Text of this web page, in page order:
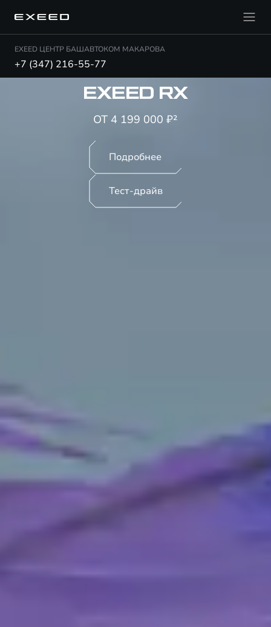
EXEED ЦЕНТР БАШАВТОКОМ МАКАРОВА
+7 (347) 216-55-77
EXEED RX
ОТ 4 199 000 ₽²
Подробнее
Тест-драйв